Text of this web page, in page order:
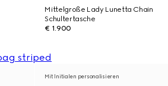
Mittelgroße Lady Lunetta Chain
Schultertasche
€ 1.900
Mit Initialen personalisieren